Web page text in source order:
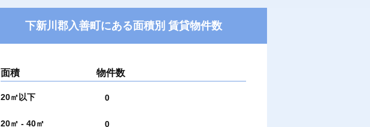
下新川郡入善町にある面積別 賃貸物件数
面積 物件数
20㎡以下 0
20㎡ - 40㎡ 0